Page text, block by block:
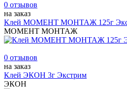
0 отзывов
на заказ
Клей МОМЕНТ МОНТАЖ 125г
МОМЕНТ МОНТАЖ
0 отзывов
на заказ
Клей ЭКОН 3г Экстрим
ЭКОН